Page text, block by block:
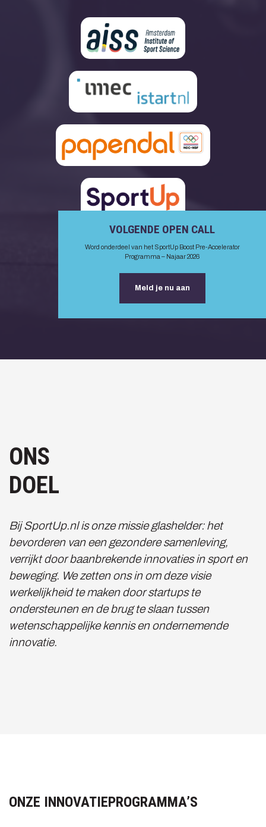
VOLGENDE OPEN CALL
Word onderdeel van het SportUp Boost Pre-Accelerator
Programma – Najaar 2026
Meld je nu aan
ONS
DOEL
Bij SportUp.nl is onze missie glashelder: het
bevorderen van een gezondere samenleving,
verrijkt door baanbrekende innovaties in sport en
beweging. We zetten ons in om deze visie
werkelijkheid te maken door startups te
ondersteunen en de brug te slaan tussen
wetenschappelijke kennis en ondernemende
innovatie.
ONZE INNOVATIEPROGRAMMA’S